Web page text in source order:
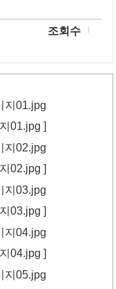
조회수
01.jpg ]
02.jpg ]
03.jpg ]
04.jpg ]